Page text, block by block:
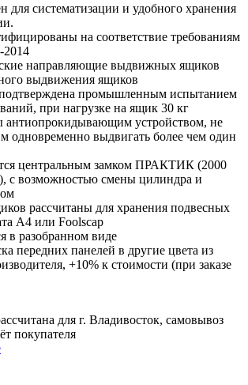
для систематизации и удобного хранения
на соответствие требованиям
направляющие выдвижных ящиков
выдвижения ящиков
промышленным испытанием
при нагрузке на ящик 30 кг
антиопрокидывающим устройством, не
одновременно выдвигать более чем один
центральным замком ПРАКТИК (2000
с возможностью смены цилиндра и
рассчитаны для хранения подвесных
А4 или Foolscap
в разобранном виде
передних панелей в другие цвета из
+10% к стоимости (при заказе
для г. Владивосток, самовывоз
покупателя